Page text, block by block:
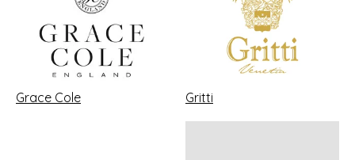
Grace Cole Gritti